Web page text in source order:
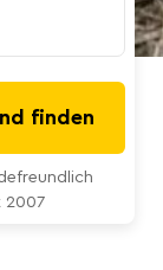
finden
2007